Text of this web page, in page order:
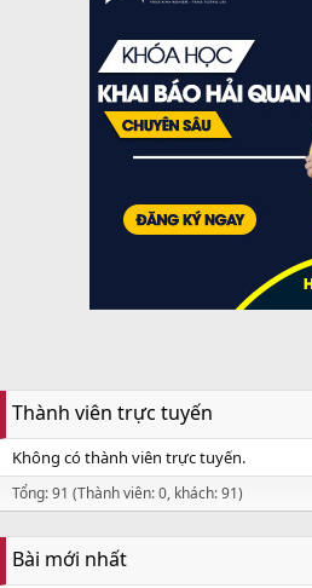
Thành viên trực tuyến
Không có thành viên trực tuyến.
Tổng: 91 (Thành viên: 0, khách: 91)
Bài mới nhất